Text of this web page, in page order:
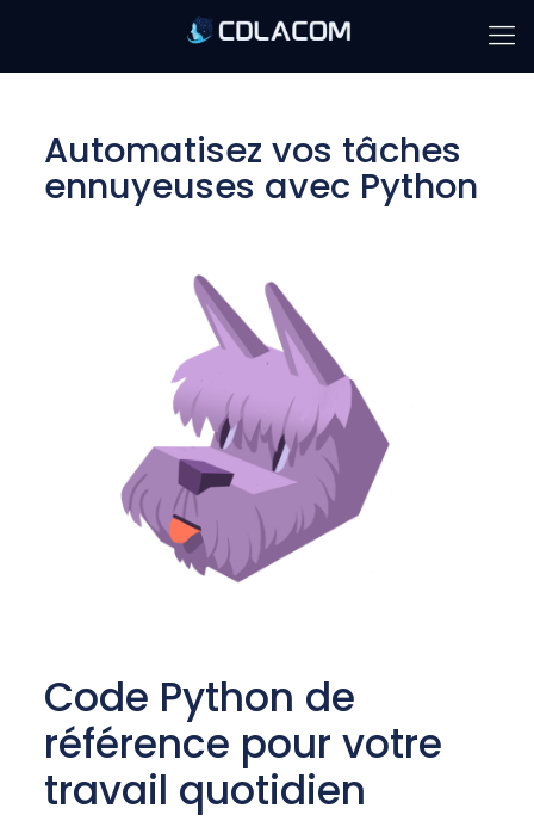
Automatisez vos tâches
ennuyeuses avec Python
Code Python de
référence pour votre
travail quotidien